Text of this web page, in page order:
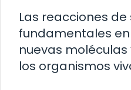
Las reacciones
fundamentales
nuevas
los organismos